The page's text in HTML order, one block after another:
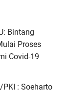
Bintang
Proses
Covid-19
PKI : Soeharto